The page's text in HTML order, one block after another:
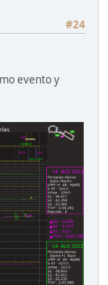
#24
evento y